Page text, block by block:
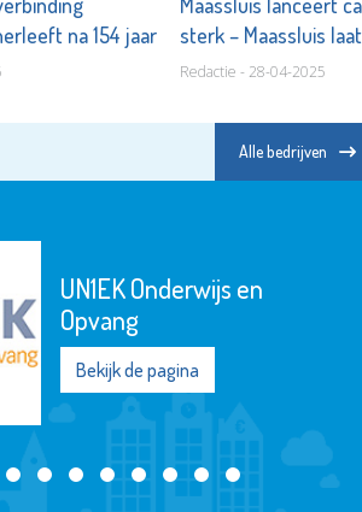
na 154 jaar
sterk – Maassluis
Redactie - 28-04-2025
Alle bedrijven
UN1EK Onderwijs en
Opvang
Bekijk de pagina